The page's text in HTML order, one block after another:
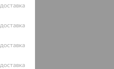
доставка
доставка
доставка
доставка